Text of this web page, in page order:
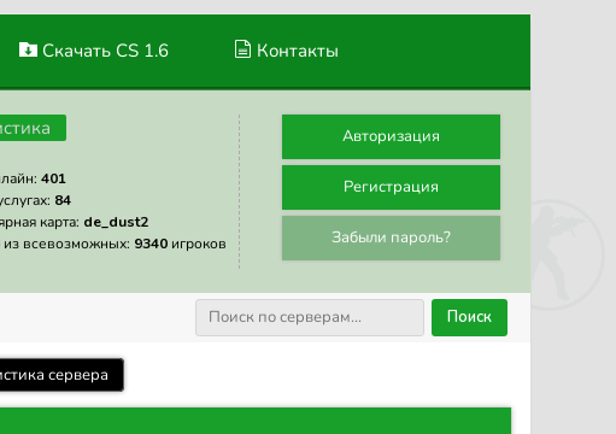
Скачать CS 1.6 Контакты
401
84
карта: de_dust2
из всевозможных: 9340 игроков
Авторизация
Регистрация
Забыли пароль?
Поиск
сервера